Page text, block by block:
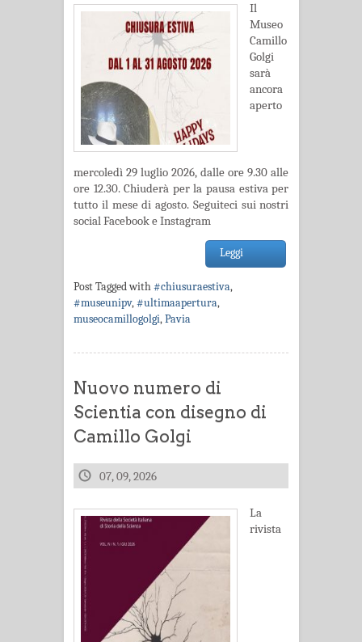
Il
Museo
Camillo
Golgi
sarà
ancora
aperto
mercoledì 29 luglio 2026, dalle ore 9.30 alle
ore 12.30. Chiuderà per la pausa estiva per
tutto il mese di agosto. Seguiteci sui nostri
social Facebook e Instagram
Leggi
Post Tagged with#chiusuraestiva,
#museunipv,#ultimaapertura,
museocamillogolgi,Pavia
Nuovo numero di
Scientia con disegno di
Camillo Golgi
07, 09, 2026
La
rivista